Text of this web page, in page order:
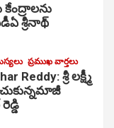
కేంద్రాల‌ను
శ్రీనాథ్
ప్రముఖ వార్తలు
Reddy: శ్రీ లక్ష్మీ